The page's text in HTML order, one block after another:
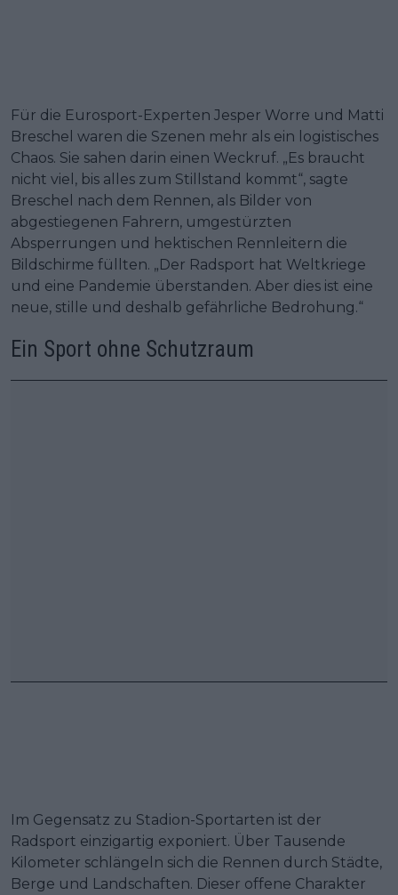
Für die Eurosport-Experten Jesper Worre und Matti
Breschel waren die Szenen mehr als ein logistisches
Chaos. Sie sahen darin einen Weckruf. „Es braucht
nicht viel, bis alles zum Stillstand kommt“, sagte
Breschel nach dem Rennen, als Bilder von
abgestiegenen Fahrern, umgestürzten
Absperrungen und hektischen Rennleitern die
Bildschirme füllten. „Der Radsport hat Weltkriege
und eine Pandemie überstanden. Aber dies ist eine
neue, stille und deshalb gefährliche Bedrohung.“
Ein Sport ohne Schutzraum
Im Gegensatz zu Stadion-Sportarten ist der
Radsport einzigartig exponiert. Über Tausende
Kilometer schlängeln sich die Rennen durch Städte,
Berge und Landschaften. Dieser offene Charakter